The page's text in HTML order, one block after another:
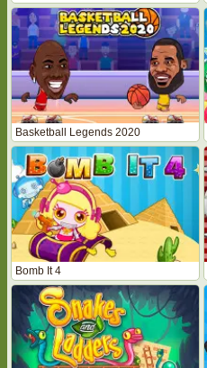
Basketball Legends 2020
Bomb It 4